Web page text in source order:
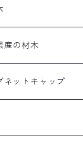
産の材木
ットキャップ